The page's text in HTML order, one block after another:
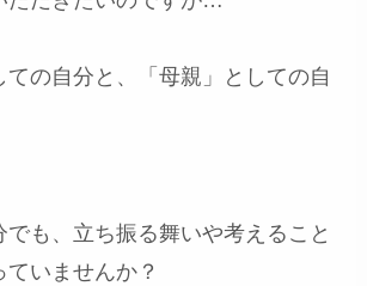
ての自分と、「母親」としての自
でも、立ち振る舞いや考えること
いませんか？